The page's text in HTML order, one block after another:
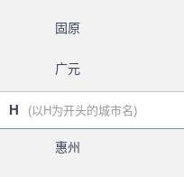
固原
广元
H (以H为开头的城市名)
惠州